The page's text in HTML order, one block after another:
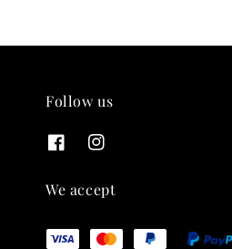
THT 九週年紀念 T-shirt
NT$ 880
Follow us
We accept